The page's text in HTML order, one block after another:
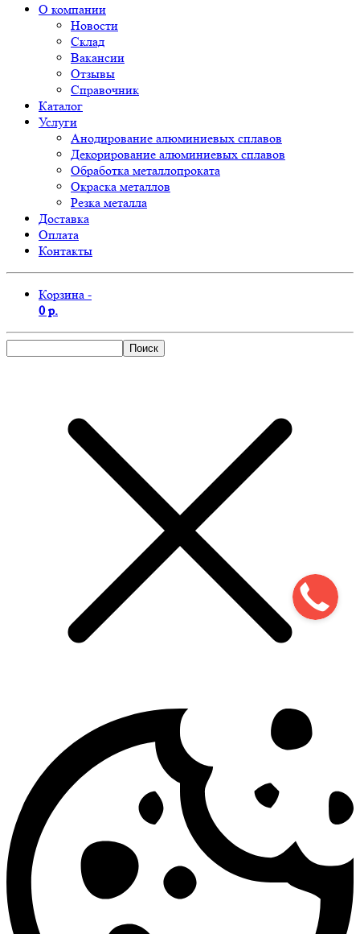
О компании
Новости
Склад
Вакансии
Отзывы
Справочник
Каталог
Услуги
Анодирование алюминиевых сплавов
Декорирование алюминиевых сплавов
Обработка металлопроката
Окраска металлов
Резка металла
Доставка
Оплата
Контакты
Корзина -
0 р.